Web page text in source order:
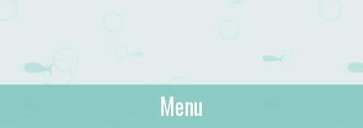
About Books
lilstar.de
Menu